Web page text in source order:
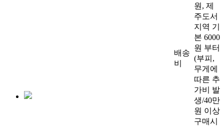
배송
비
원, 제
주도서
지역 기
본 6000
원 부터
(부피,
무게에
따른 추
가비 발
생/40만
원 이상
구매시